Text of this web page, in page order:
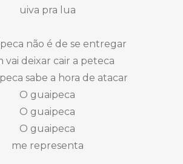
uiva pra lua
não é de se entregar
vai deixar cair a peteca
sabe a hora de atacar
O guaipeca
O guaipeca
O guaipeca
me representa